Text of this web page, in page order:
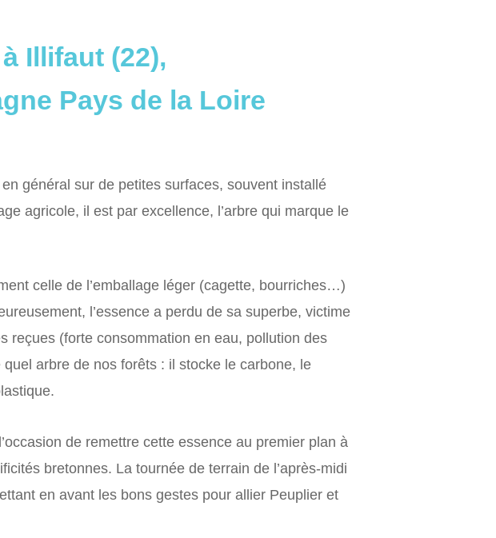
Illifaut (22),
Pays de la Loire
général sur de petites surfaces, souvent installé
agricole, il est par excellence, l’arbre qui marque le
celle de l’emballage léger (cagette, bourriches…)
l’essence a perdu de sa superbe, victime
reçues (forte consommation en eau, pollution des
arbre de nos forêts : il stocke le carbone, le
de remettre cette essence au premier plan à
bretonnes. La tournée de terrain de l’après-midi
en avant les bons gestes pour allier Peuplier et